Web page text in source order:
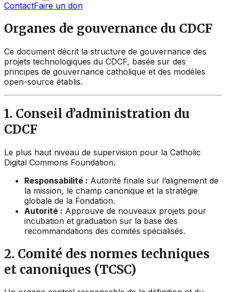
ContactFaire un don
Organes de gouvernance du CDCF
Ce document décrit la structure de gouvernance des
projets technologiques du CDCF, basée sur des
principes de gouvernance catholique et des modèles
open-source établis.
1. Conseil d’administration du
CDCF
Le plus haut niveau de supervision pour la Catholic
Digital Commons Foundation.
Responsabilité : Autorité finale sur l’alignement de
la mission, le champ canonique et la stratégie
globale de la Fondation.
Autorité : Approuve de nouveaux projets pour
incubation et graduation sur la base des
recommandations des comités spécialisés.
2. Comité des normes techniques
et canoniques (TCSC)